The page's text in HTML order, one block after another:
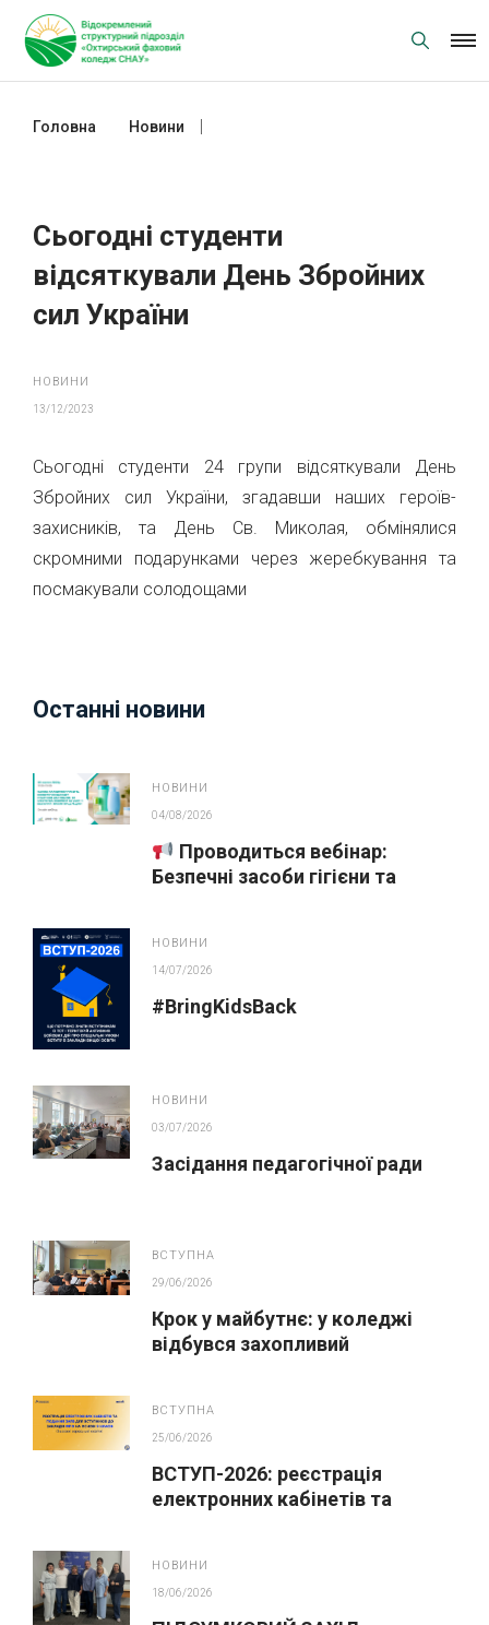
content
Головна Новини
Сьогодні студенти
відсяткували День Збройних
сил України
НОВИНИ
13/12/2023
Сьогодні студенти 24 групи відсяткували День
Збройних сил України, згадавши наших героїв-
захисників, та День Св. Миколая, обмінялися
скромними подарунками через жеребкування та
посмакували солодощами
Останні новини
НОВИНИ
04/08/2026
Проводиться вебінар:
Безпечні засоби гігієни та
НОВИНИ
14/07/2026
#BringKidsBack
НОВИНИ
03/07/2026
Засідання педагогічної ради
ВСТУПНА
29/06/2026
Крок у майбутнє: у коледжі
відбувся захопливий
ВСТУПНА
25/06/2026
ВСТУП-2026: реєстрація
електронних кабінетів та
НОВИНИ
18/06/2026